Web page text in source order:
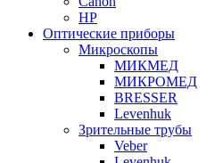
HP
Оптические приборы
Микроскопы
МИКМЕД
МИКРОМЕД
BRESSER
Levenhuk
Зрительные трубы
Veber